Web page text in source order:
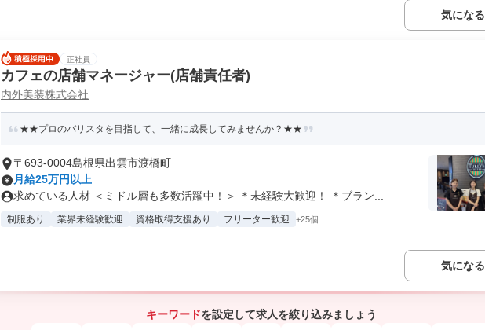
気になる
正社員
カフェの店舗マネージャー(店舗責任者)
内外美装株式会社
★★プロのバリスタを目指して、一緒に成長してみませんか？★★
〒693-0004島根県出雲市渡橋町
月給25万円以上
求めている人材 ＜ミドル層も多数活躍中！＞ ＊未経験大歓迎！ ＊ブラン...
制服あり 業界未経験歓迎 資格取得支援あり フリーター歓迎 +25個
気になる
キーワードを設定して求人を絞り込みましょう